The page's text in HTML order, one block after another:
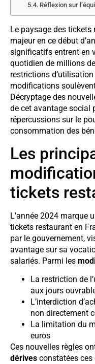
Réflexion sur
Le paysage des
majeur en ce début
significatifs entrent en
quotidien de millions
restrictions
modifications
Décryptage des
de cet avantage social
répercussions sur le
consommation des
Les
tickets
L’année 2024 marque
tickets restaurant en
par le gouvernement,
avantage sur sa
salariés. Parmi les
La restriction de
aux jours
L’interdiction
non directement
La limitation du
euros
Ces nouvelles règles
dérives constatées ces